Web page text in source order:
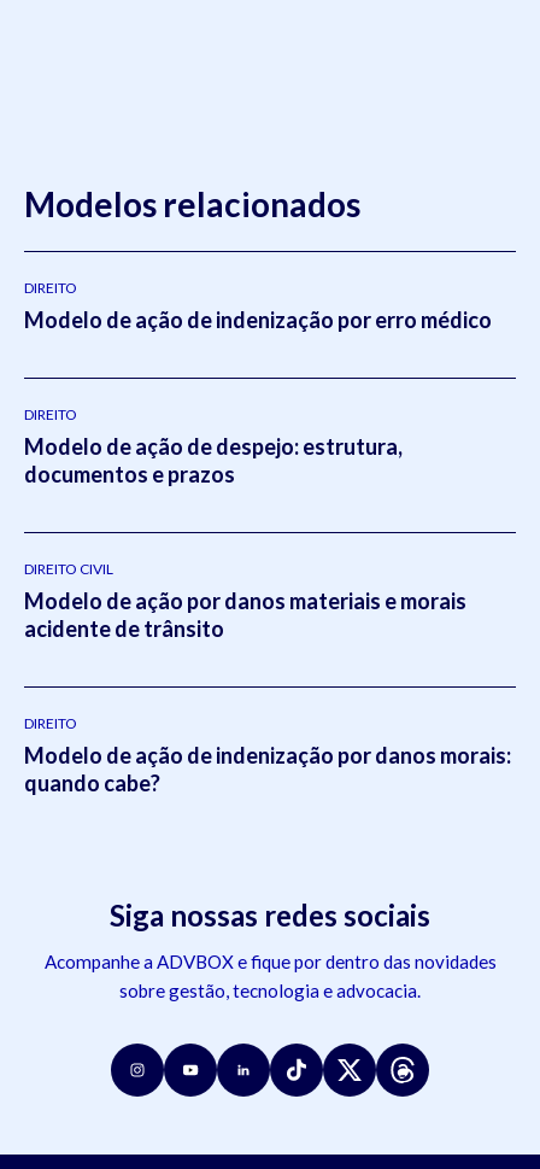
Modelos relacionados
DIREITO
Modelo de ação de indenização por erro médico
DIREITO
Modelo de ação de despejo: estrutura,
documentos e prazos
DIREITO CIVIL
Modelo de ação por danos materiais e morais
acidente de trânsito
DIREITO
Modelo de ação de indenização por danos morais:
quando cabe?
Siga nossas redes sociais
Acompanhe a ADVBOX e fique por dentro das novidades
sobre gestão, tecnologia e advocacia.